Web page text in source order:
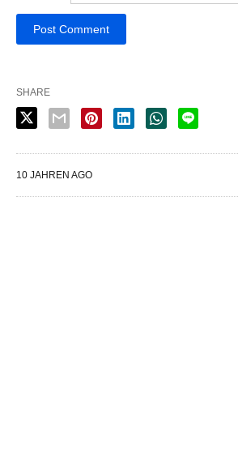
SHARE
10 JAHREN AGO